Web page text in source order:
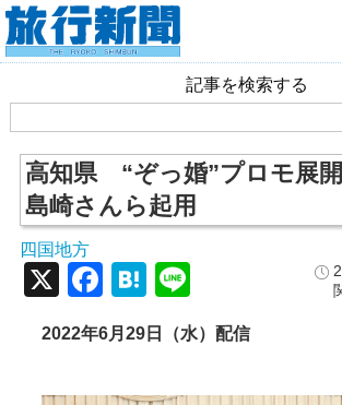
記事を検索する
高知県 “ぞっ婚”プロモ展
島崎さんら起用
四国地方
X Facebook
Hatena
2022年6月29日（水）配信